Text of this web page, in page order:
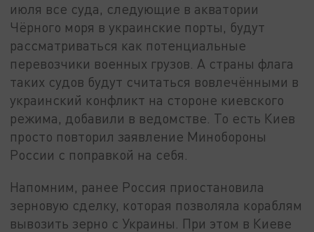
июля все суда, следующие в акватории
Чёрного моря в украинские порты, будут
рассматриваться как потенциальные
перевозчики военных грузов. А страны флага
таких судов будут считаться вовлечёнными в
украинский конфликт на стороне киевского
режима, добавили в ведомстве. То есть Киев
просто повторил заявление Минобороны
России с поправкой на себя.
Напомним, ранее Россия приостановила
зерновую сделку, которая позволяла кораблям
вывозить зерно с Украины. При этом в Киеве